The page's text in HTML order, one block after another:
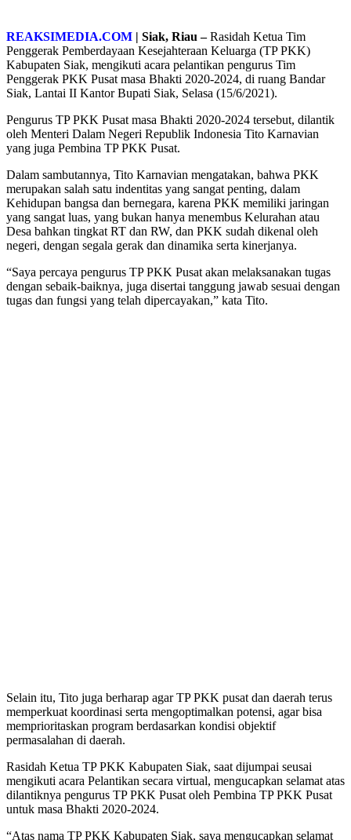
REAKSIMEDIA.COM | Siak, Riau –Rasidah Ketua Tim
Penggerak Pemberdayaan Kesejahteraan Keluarga (TP PKK)
Kabupaten Siak, mengikuti acara pelantikan pengurus Tim
Penggerak PKK Pusat masa Bhakti 2020-2024, di ruang Bandar
Siak, Lantai II Kantor Bupati Siak, Selasa (15/6/2021).
Pengurus TP PKK Pusat masa Bhakti 2020-2024 tersebut, dilantik
oleh Menteri Dalam Negeri Republik Indonesia Tito Karnavian
yang juga Pembina TP PKK Pusat.
Dalam sambutannya, Tito Karnavian mengatakan, bahwa PKK
merupakan salah satu indentitas yang sangat penting, dalam
Kehidupan bangsa dan bernegara, karena PKK memiliki jaringan
yang sangat luas, yang bukan hanya menembus Kelurahan atau
Desa bahkan tingkat RT dan RW, dan PKK sudah dikenal oleh
negeri, dengan segala gerak dan dinamika serta kinerjanya.
“Saya percaya pengurus TP PKK Pusat akan melaksanakan tugas
dengan sebaik-baiknya, juga disertai tanggung jawab sesuai dengan
tugas dan fungsi yang telah dipercayakan,” kata Tito.
Selain itu, Tito juga berharap agar TP PKK pusat dan daerah terus
memperkuat koordinasi serta mengoptimalkan potensi, agar bisa
memprioritaskan program berdasarkan kondisi objektif
permasalahan di daerah.
Rasidah Ketua TP PKK Kabupaten Siak, saat dijumpai seusai
mengikuti acara Pelantikan secara virtual, mengucapkan selamat atas
dilantiknya pengurus TP PKK Pusat oleh Pembina TP PKK Pusat
untuk masa Bhakti 2020-2024.
“Atas nama TP PKK Kabupaten Siak, saya mengucapkan selamat